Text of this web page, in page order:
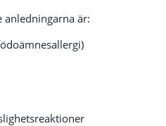
anledningarna är: